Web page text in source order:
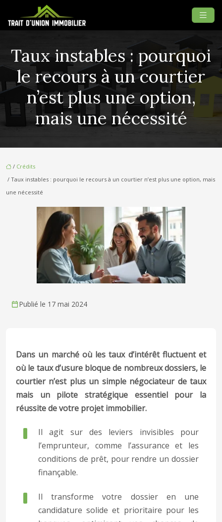
Taux instables : pourquoi
le recours à un courtier
n’est plus une option,
mais une nécessité
/ Crédits
/ Taux instables : pourquoi le recours à un courtier n’est plus une option, mais
une nécessité
Publié le 17 mai 2024
Dans un marché où les taux d’intérêt fluctuent et
où le taux d’usure bloque de nombreux dossiers, le
courtier n’est plus un simple négociateur de taux
mais un pilote stratégique essentiel pour la
réussite de votre projet immobilier.
Il agit sur des leviers invisibles pour
l’emprunteur, comme l’assurance et les
conditions de prêt, pour rendre un dossier
finançable.
Il transforme votre dossier en une
candidature solide et prioritaire pour les